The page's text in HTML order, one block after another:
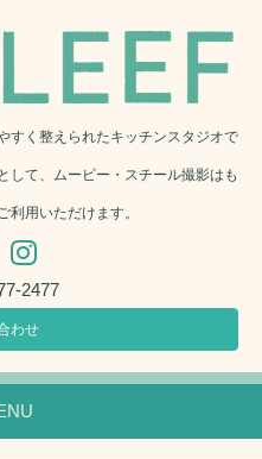
く整えられたキッチンスタジオで
して、ムービー・スチール撮影はも
用いただけます。
2477
わせ